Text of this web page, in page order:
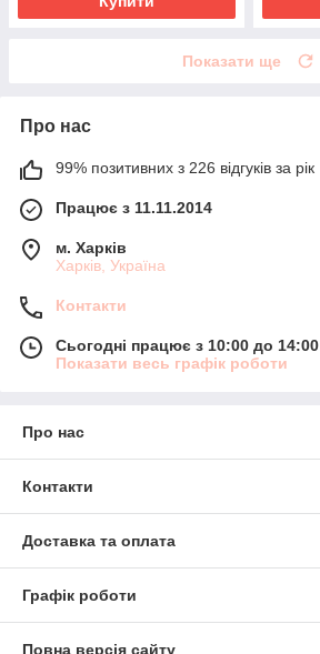
Показати ще
Про нас
99% позитивних з 226 відгуків за рік
Працює з 11.11.2014
м. Харків
Харків, Україна
Контакти
Сьогодні працює з 10:00 до 14:00
Показати весь графік роботи
Про нас
Контакти
Доставка та оплата
Графік роботи
Повна версія сайту